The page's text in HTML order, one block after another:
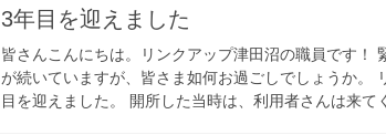
3年目を迎えました
皆さんこんにちは。リンクアップ津田沼の職員です！
が続いていますが、皆さま如何お過ごしでしょうか。
目を迎えました。 開所した当時は、利用者さんは来